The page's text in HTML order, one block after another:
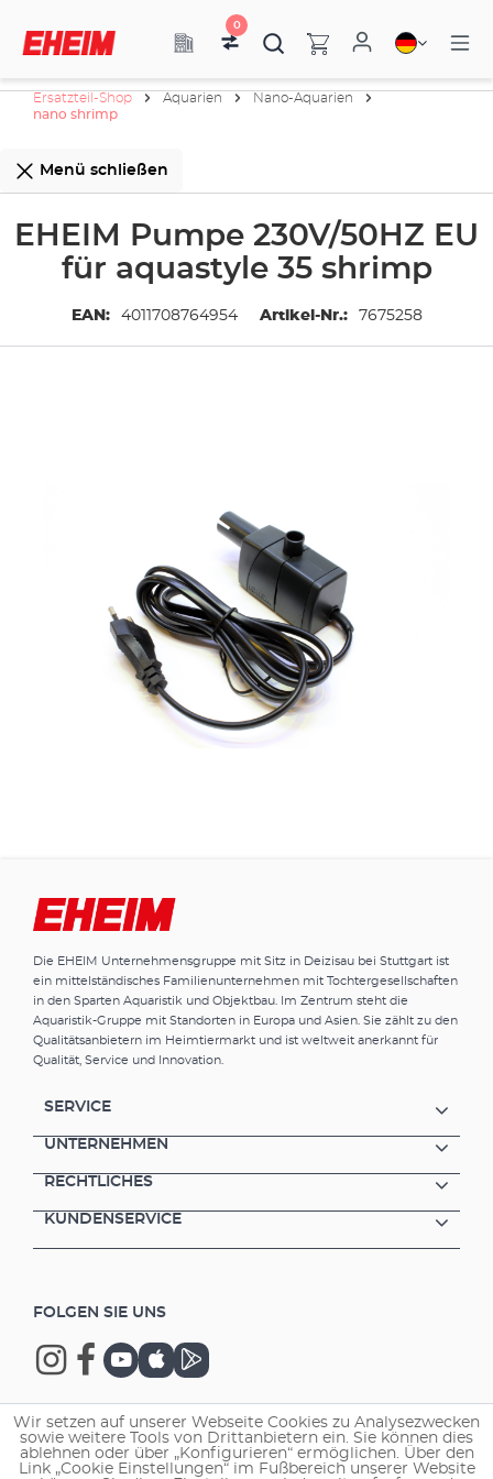
0
Ersatzteil-Shop Aquarien
Nano-Aquarien
nano shrimp
Menü schließen
EHEIM Pumpe 230V/50HZ EU
für aquastyle 35 shrimp
EAN: 4011708764954 Artikel-Nr.: 7675258
Die EHEIM Unternehmensgruppe mit Sitz in Deizisau bei Stuttgart ist
ein mittelständisches Familienunternehmen mit Tochtergesellschaften
in den Sparten Aquaristik und Objektbau. Im Zentrum steht die
Aquaristik-Gruppe mit Standorten in Europa und Asien. Sie zählt zu den
Qualitätsanbietern im Heimtiermarkt und ist weltweit anerkannt für
Qualität, Service und Innovation.
SERVICE
UNTERNEHMEN
RECHTLICHES
KUNDENSERVICE
FOLGEN SIE UNS
Copyright © 2026 EHEIM GmbH & Co. KG.
Wir setzen auf unserer Webseite Cookies zu Analysezwecken
sowie weitere Tools von Drittanbietern ein. Sie können dies
ablehnen oder über „Konfigurieren“ ermöglichen. Über den
Link „Cookie Einstellungen“ im Fußbereich unserer Website